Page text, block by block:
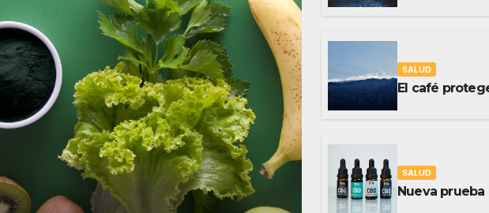
SALUD
El café
SALUD
Nueva